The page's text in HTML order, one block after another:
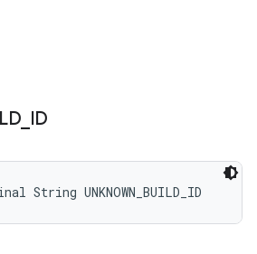
_ ID
UNKNOWN_BUILD_ID